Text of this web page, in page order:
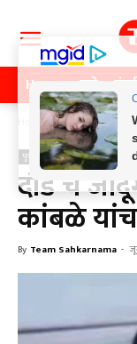
Home पुणे मुंबई
Home पुणे
पुणे
दौंड चे
कांबळे
By Team Sahkarnama -